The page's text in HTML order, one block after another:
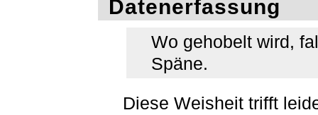
Datenerfassung
Wo gehobelt wird,
Späne.
Diese Weisheit trifft